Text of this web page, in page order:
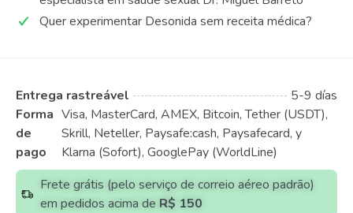
Quer experimentar Desonida sem receita médica?
Entrega rastreável
5-9 días
Forma
de
pago
Visa, MasterCard, AMEX, Bitcoin, Tether (USDT),
Skrill, Neteller, Paysafe:cash, Paysafecard, y
Klarna (Sofort), GooglePay (WorldLine)
Frete grátis (pelo serviço de correio aéreo padrão)
em pedidos acima de R$ 150